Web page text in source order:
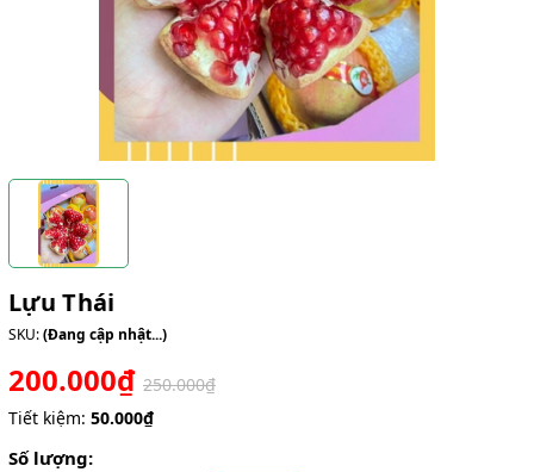
Lựu Thái
SKU:(Đang cập nhật...)
200.000₫ 250.000₫
Tiết kiệm: 50.000₫
Số lượng: